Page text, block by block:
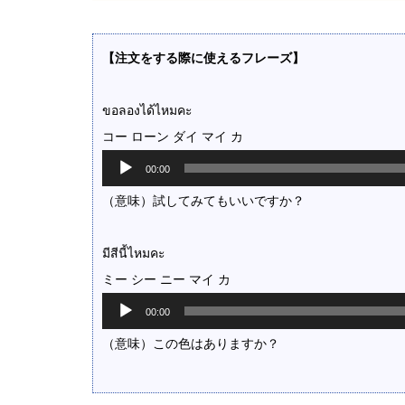
【注文をする際に使えるフレーズ】
ขอลองได้ไหมคะ
コー ローン ダイ マイ カ
プ
レ
ヤ
00:00
（意味）試してみてもいいですか？
มีสีนี้ไหมคะ
ミー シー ニー マイ カ
プ
レ
ヤ
00:00
（意味）この色はありますか？